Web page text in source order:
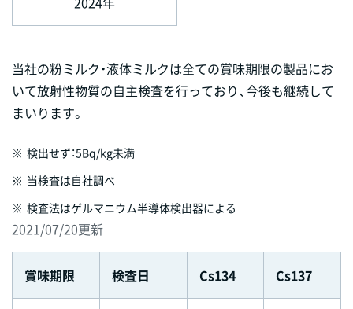
当社の粉ミルク・液体ミルクは全ての賞味期限の製品にお
いて放射性物質の自主検査を行っており、今後も継続して
まいります。
※ 検出せず：5Bq/kg未満
※ 当検査は自社調べ
※ 検査法はゲルマニウム半導体検出器による
2021/07/20更新
賞味期限 検査日 Cs134 Cs137